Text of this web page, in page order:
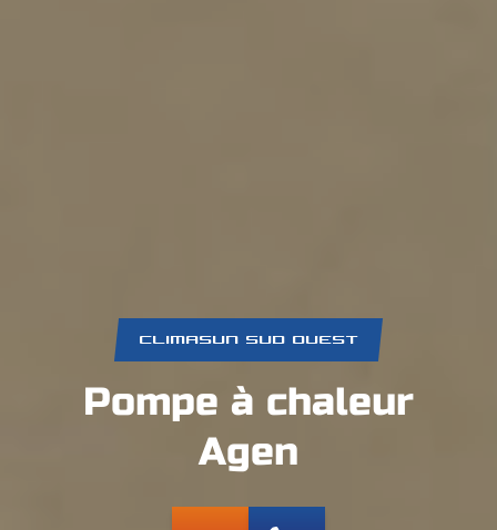
CLIMASUN SUD OUEST
Pompe à chaleur
Agen